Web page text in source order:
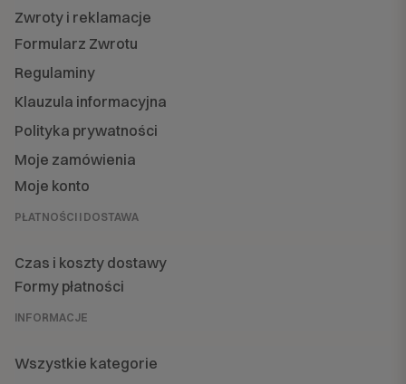
Zwroty i reklamacje
Formularz Zwrotu
Regulaminy
Klauzula informacyjna
Polityka prywatności
Moje zamówienia
Moje konto
PŁATNOŚCI I DOSTAWA
Czas i koszty dostawy
Formy płatności
INFORMACJE
Wszystkie kategorie